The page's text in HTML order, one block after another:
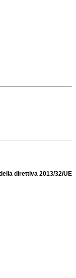
direttiva 2013/32/UE